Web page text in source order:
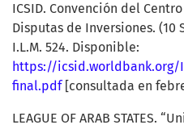
ICSID. Convención del
Disputas de Inversiones. (10
I.L.M. 524. Disponible:
https://icsid.worldbank.org/
final.pdf[consultada en
LEAGUE OF ARAB STATES.